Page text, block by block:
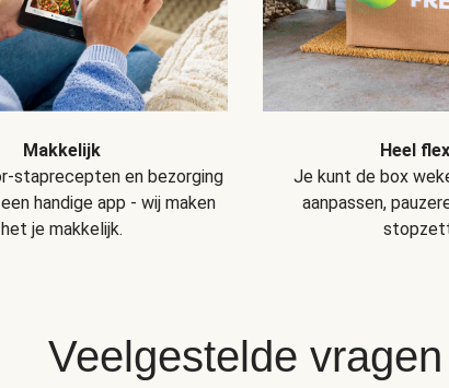
Makkelijk
staprecepten en bezorging
handige app - wij maken
het je makkelijk.
Heel
Je kunt de box
aanpassen,
Veelgestelde vragen